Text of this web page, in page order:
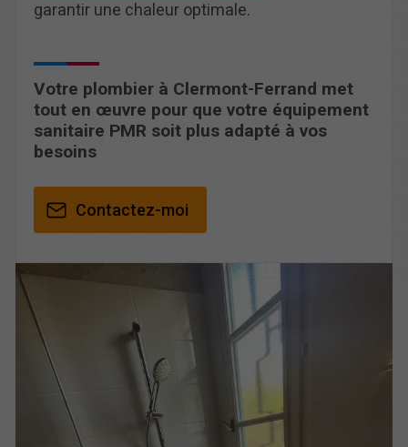
garantir une chaleur optimale.
Votre plombier à Clermont-Ferrand met
tout en œuvre pour que votre équipement
sanitaire PMR soit plus adapté à vos
besoins
Contactez-moi